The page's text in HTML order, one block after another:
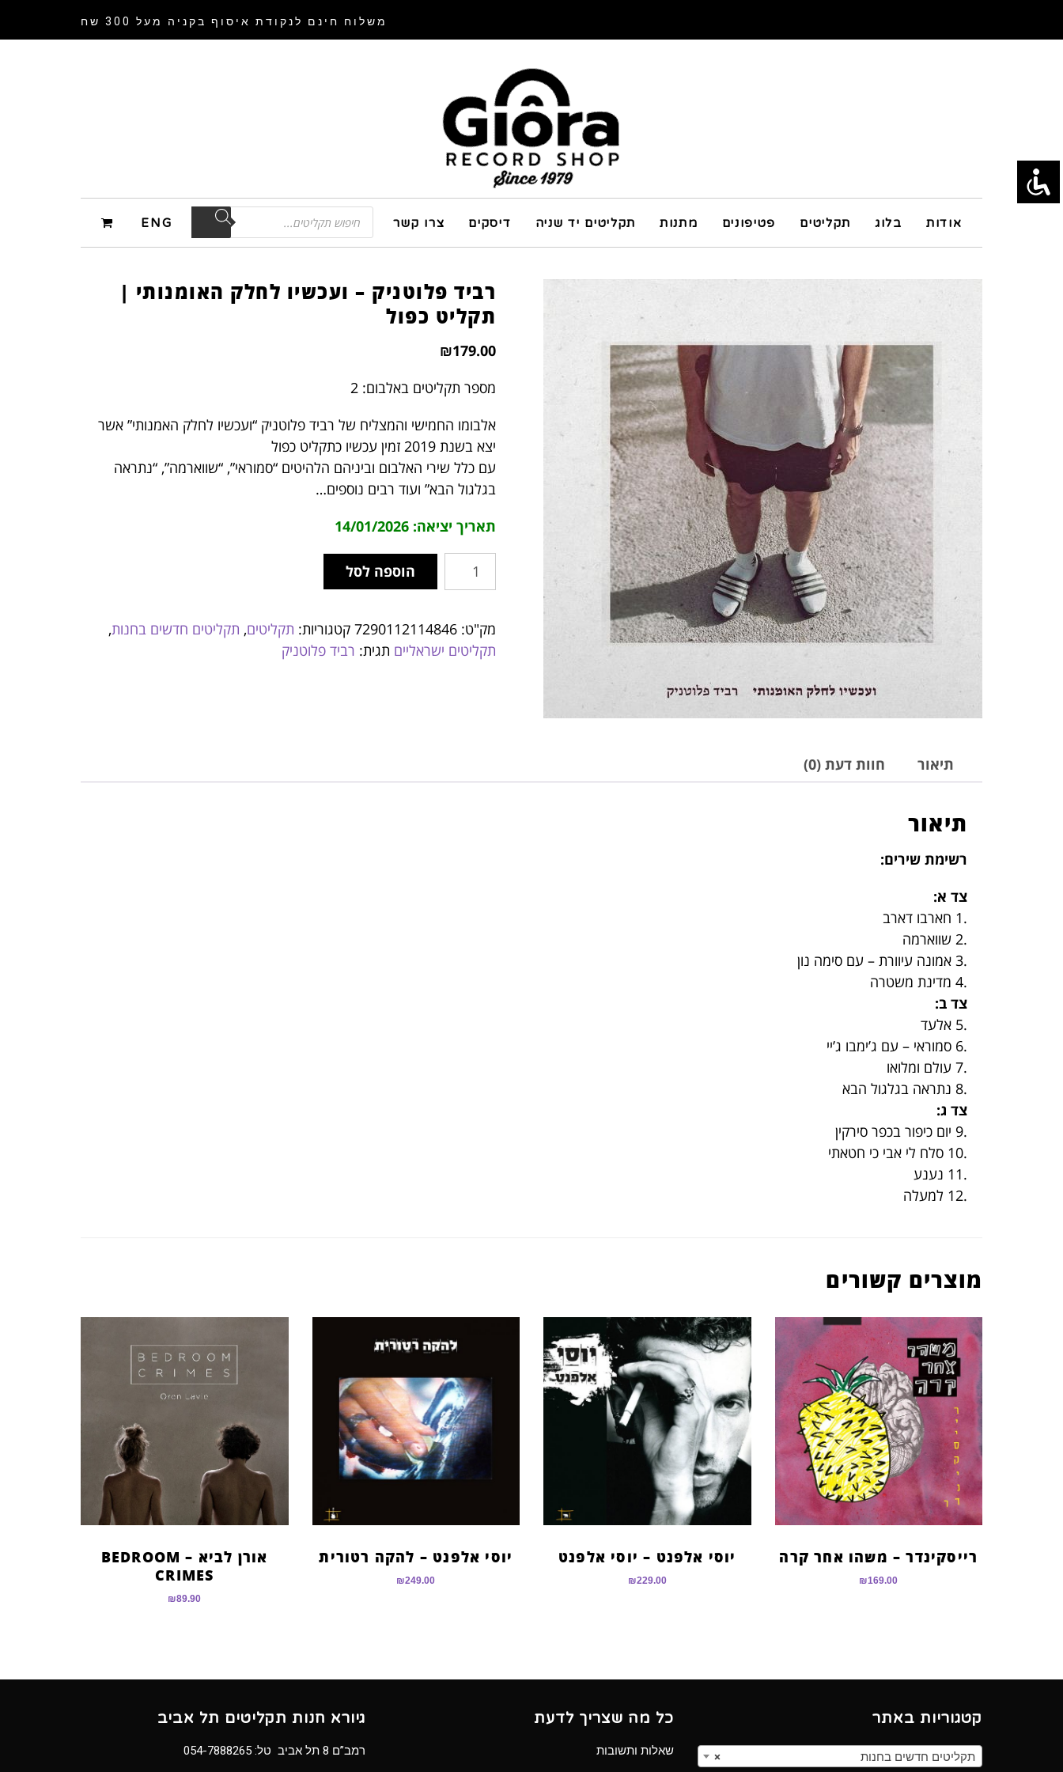
משלוח חינם לנקודת איסוף בקניה מעל 300 שח
אודות בלוג תקליטים פטיפונים מתנות תקליטים יד שניה דיסקים צרו קשר ENG
רביד פלוטניק – ועכשיו לחלק האומנותי |
תקליט כפול
₪179.00
מספר תקליטים באלבום: 2
אלבומו החמישי והמצליח של רביד פלוטניק “ועכשיו לחלק האמנותי” אשר
יצא בשנת 2019 זמין עכשיו כתקליט כפול
עם כלל שירי האלבום וביניהם הלהיטים “סמוראי”, “שווארמה”, “נתראה
בגלגול הבא” ועוד רבים נוספים…
תאריך יציאה: 14/01/2026
הוספה לסל
מק"ט: 7290112114846 קטגוריות: תקליטים, תקליטים חדשים בחנות,
תקליטים ישראליים תגית: רביד פלוטניק
תיאור חוות דעת (0)
תיאור
רשימת שירים:
צד א:
.1 חארבו דארב
.2 שווארמה
.3 אמונה עיוורת – עם סימה נון
.4 מדינת משטרה
צד ב:
.5 אלעד
.6 סמוראי – עם ג’ימבו ג’יי
.7 עולם ומלואו
.8 נתראה בגלגול הבא
צד ג:
.9 יום כיפור בכפר סירקין
.10 סלח לי אבי כי חטאתי
.11 נענע
.12 למעלה
מוצרים קשורים
רייסקינדר – משהו אחר קרה
₪169.00
יוסי אלפנט – יוסי אלפנט
₪229.00
יוסי אלפנט – להקה רטורית
₪249.00
אורן לביא – BEDROOM
CRIMES
₪89.90
קטגוריות באתר
× תקליטים חדשים בחנות
כל מה שצריך לדעת
שאלות ותשובות
גיורא חנות תקליטים תל אביב
רמב”ם 8 תל אביב טל:
054-7888265